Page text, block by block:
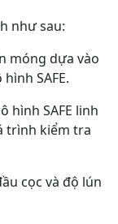
như sau:
móng dựa vào
SAFE.
hình SAFE linh
trình kiểm tra
cọc và độ lún